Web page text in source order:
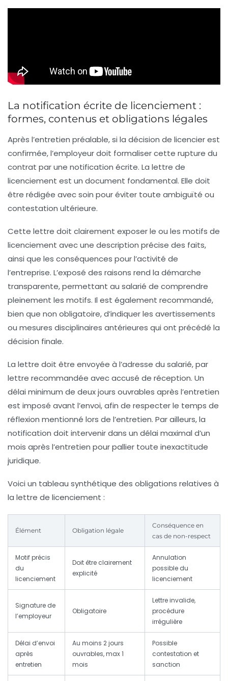
La notification écrite de licenciement :
formes, contenus et obligations légales
Après l’entretien préalable, si la décision de licencier est
confirmée, l’employeur doit formaliser cette rupture du
contrat par une notification écrite. La lettre de
licenciement est un document fondamental. Elle doit
être rédigée avec soin pour éviter toute ambiguïté ou
contestation ultérieure.
Cette lettre doit clairement exposer le ou les motifs de
licenciement avec une description précise des faits,
ainsi que les conséquences pour l’activité de
l’entreprise. L’exposé des raisons rend la démarche
transparente, permettant au salarié de comprendre
pleinement les motifs. Il est également recommandé,
bien que non obligatoire, d’indiquer les avertissements
ou mesures disciplinaires antérieures qui ont précédé la
décision finale.
La lettre doit être envoyée à l’adresse du salarié, par
lettre recommandée avec accusé de réception. Un
délai minimum de deux jours ouvrables après l’entretien
est imposé avant l’envoi, afin de respecter le temps de
réflexion mentionné lors de l’entretien. Par ailleurs, la
notification doit intervenir dans un délai maximal d’un
mois après l’entretien pour pallier toute inexactitude
juridique.
Voici un tableau synthétique des obligations relatives à
la lettre de licenciement :
Élément Obligation légale
Conséquence en
cas de non-respect
Motif précis
du
licenciement
Doit être clairement
explicité
Annulation
possible du
licenciement
Signature de
l’employeur
Obligatoire
Lettre invalide,
procédure
irrégulière
Délai d’envoi
après
entretien
Au moins 2 jours
ouvrables, max 1
mois
Possible
contestation et
sanction